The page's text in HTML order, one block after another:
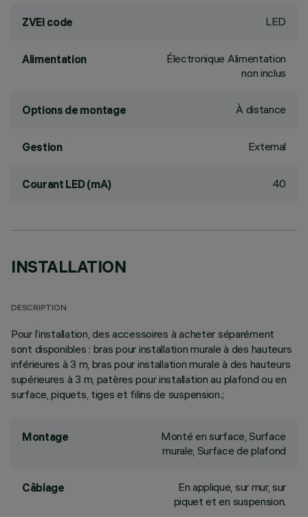
ZVEI code LED
Alimentation
Électronique Alimentation
non inclus
Options de montage À distance
Gestion External
Courant LED (mA) 40
INSTALLATION
DESCRIPTION
Pour l’installation, des accessoires à acheter séparément
sont disponibles : bras pour installation murale à des hauteurs
inférieures à 3 m, bras pour installation murale à des hauteurs
supérieures à 3 m, patères pour installation au plafond ou en
surface, piquets, tiges et filins de suspension.;
Montage
Monté en surface, Surface
murale, Surface de plafond
Câblage
En applique, sur mur, sur
piquet et en suspension.